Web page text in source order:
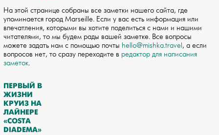
На этой странице собраны все заметки нашего сайта, где
упоминается город Marseille. Если у вас есть информация или
впечатления, которыми вы хотите поделиться с нами и нашими
читателями, то мы будем рады вашей заметке. Все вопросы
можете задать нам с помощью почты hello@mishka.travel, а если
вопросов нет, то сразу переходите в редактор для написания
заметок.
ПЕРВЫЙ В
ЖИЗНИ
КРУИЗ НА
ЛАЙНЕРЕ
«COSTA
DIADEMA»